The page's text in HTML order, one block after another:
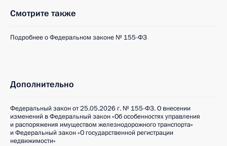
Смотрите также
Подробнее о Федеральном законе № 155-ФЗ
Дополнительно
Федеральный закон от 25.05.2026 г. № 155-ФЗ. О внесении
изменений в Федеральный закон «Об особенностях управления
и распоряжения имуществом железнодорожного транспорта»
и Федеральный закон «О государственной регистрации
недвижимости»